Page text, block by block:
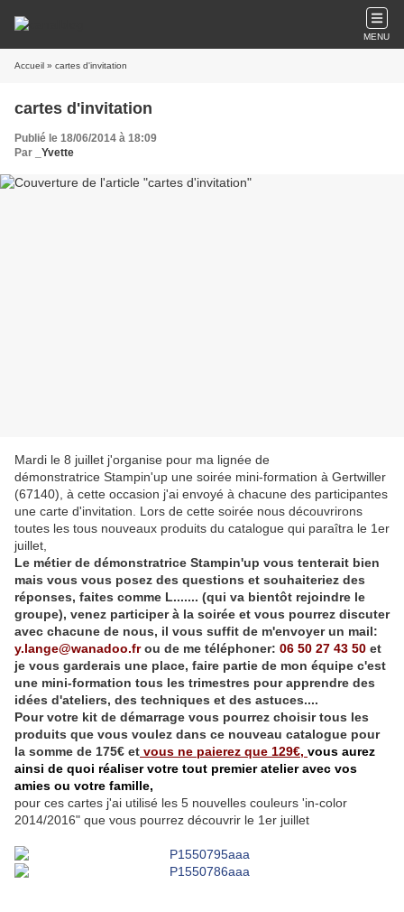
MENU
Accueil » cartes d'invitation
cartes d'invitation
Publié le 18/06/2014 à 18:09
Par
_Yvette
Mardi le 8 juillet j'organise pour ma lignée de
démonstratrice Stampin'up une soirée mini-formation à Gertwiller
(67140), à cette occasion j'ai envoyé à chacune des participantes
une carte d'invitation. Lors de cette soirée nous découvrirons
toutes les tous nouveaux produits du catalogue qui paraîtra le 1er
juillet,
Le métier de démonstratrice Stampin'up vous tenterait bien
mais vous vous posez des questions et souhaiteriez des
réponses, faites comme L....... (qui va bientôt rejoindre le
groupe), venez participer à la soirée et vous pourrez discuter
avec chacune de nous, il vous suffit de m'envoyer un mail:
y.lange@wanadoo.frou de me téléphoner: 06 50 27 43 50 et
je vous garderais une place, faire partie de mon équipe c'est
une mini-formation tous les trimestres pour apprendre des
idées d'ateliers, des techniques et des astuces....
Pour votre kit de démarrage vous pourrez choisir tous les
produits que vous voulez dans ce nouveau catalogue pour
la somme de 175€ et vous ne paierez que 129€, vous aurez
ainsi de quoi réaliser votre tout premier atelier avec vos
amies ou votre famille,
pour ces cartes j'ai utilisé les 5 nouvelles couleurs 'in-color
2014/2016" que vous pourrez découvrir le 1er juillet